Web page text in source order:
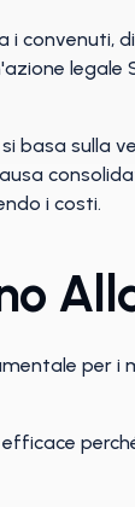
convenuti,
basa sulla
i costi.
per